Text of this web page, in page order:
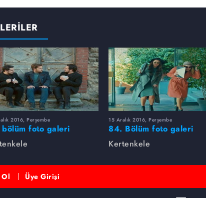
2016, Perşembe
foto galeri
15 Aralık 2016, Perşembe
84. Bölüm foto galeri
Kertenkele
Ol Üye Girişi